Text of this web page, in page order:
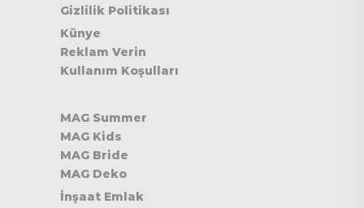
Gizlilik Politikası
Künye
Reklam Verin
Kullanım Koşulları
MAG Summer
MAG Kids
MAG Bride
MAG Deko
İnşaat Emlak